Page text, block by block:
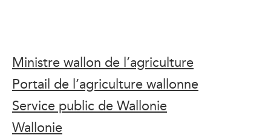
Ministre wallon de l’agriculture
Portail de l’agriculture wallonne
Service public de Wallonie
Wallonie